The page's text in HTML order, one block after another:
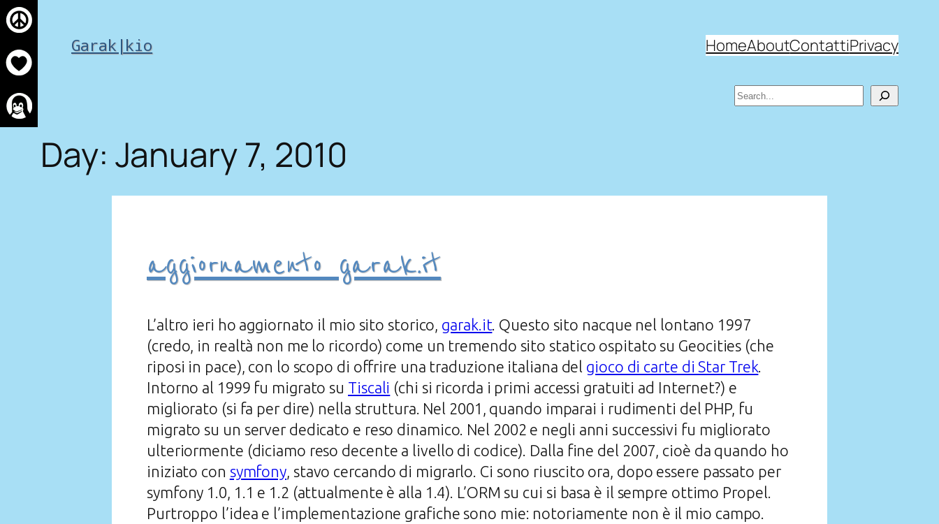
Skip
to
content
Garak|kio HomeAboutContattiPrivacy
Search
Day: January 7, 2010
aggiornamento garak.it
L’altro ieri ho aggiornato il mio sito storico, garak.it . Questo sito nacque nel lontano 1997
(credo, in realtà non me lo ricordo) come un tremendo sito statico ospitato su Geocities (che
riposi in pace), con lo scopo di offrire una traduzione italiana del gioco di carte di Star Trek
Intorno al 1999 fu migrato su Tiscali (chi si ricorda i primi accessi gratuiti ad Internet?) e
migliorato (si fa per dire) nella struttura. Nel 2001, quando imparai i rudimenti del PHP, fu
migrato su un server dedicato e reso dinamico. Nel 2002 e negli anni successivi fu migliorato
ulteriormente (diciamo reso decente a livello di codice). Dalla fine del 2007, cioè da quando ho
iniziato con symfony , stavo cercando di migrarlo. Ci sono riuscito ora, dopo essere passato per
symfony 1.0, 1.1 e 1.2 (attualmente è alla 1.4). L’ORM su cui si basa è il sempre ottimo Propel.
Purtroppo l’idea e l’implementazione grafiche sono mie: notoriamente non è il mio campo.